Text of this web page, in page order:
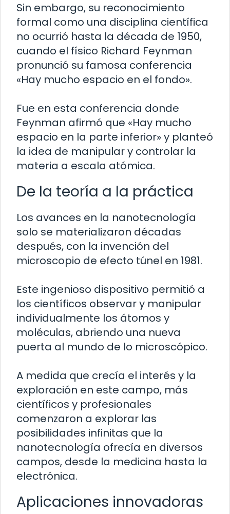
Sin embargo, su reconocimiento
formal como una disciplina científica
no ocurrió hasta la década de 1950,
cuando el físico Richard Feynman
pronunció su famosa conferencia
«Hay mucho espacio en el fondo».
Fue en esta conferencia donde
Feynman afirmó que «Hay mucho
espacio en la parte inferior» y planteó
la idea de manipular y controlar la
materia a escala atómica.
De la teoría a la práctica
Los avances en la nanotecnología
solo se materializaron décadas
después, con la invención del
microscopio de efecto túnel en 1981.
Este ingenioso dispositivo permitió a
los científicos observar y manipular
individualmente los átomos y
moléculas, abriendo una nueva
puerta al mundo de lo microscópico.
A medida que crecía el interés y la
exploración en este campo, más
científicos y profesionales
comenzaron a explorar las
posibilidades infinitas que la
nanotecnología ofrecía en diversos
campos, desde la medicina hasta la
electrónica.
Aplicaciones innovadoras